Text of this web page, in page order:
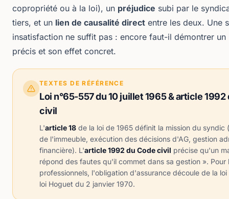
copropriété ou à la loi), un préjudice subi par le
tiers, et un lien de causalité direct entre les deux. Une
insatisfaction ne suffit pas : encore faut-il démontrer un
précis et son effet concret.
TEXTES DE RÉFÉRENCE
Loi n°65-557 du 10 juillet 1965 & article 1992
civil
L'article 18 de la loi de 1965 définit la mission du syndic
de l'immeuble, exécution des décisions d'AG, gestion
financière). L'article 1992 du Code civil précise qu'un
répond des fautes qu'il commet dans sa gestion ». Pour
professionnels, l'obligation d'assurance découle de la loi
loi Hoguet du 2 janvier 1970.